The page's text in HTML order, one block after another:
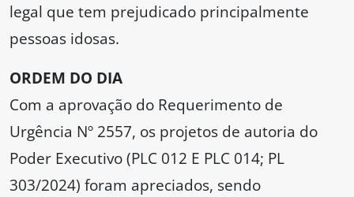
legal que tem prejudicado principalmente
pessoas idosas.
ORDEM DO DIA
Com a aprovação do Requerimento de
Urgência Nº 2557, os projetos de autoria do
Poder Executivo (PLC 012 E PLC 014; PL
303/2024) foram apreciados, sendo